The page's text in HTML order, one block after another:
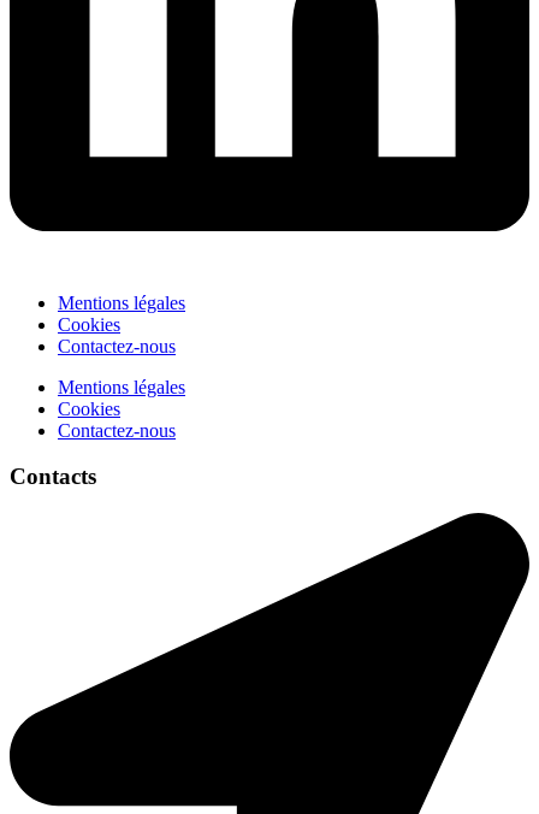
Mentions légales
Cookies
Contactez-nous
Mentions légales
Cookies
Contactez-nous
Contacts